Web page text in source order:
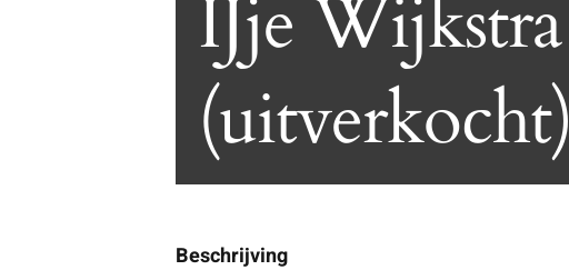
IJje Wijkstra
(uitverkocht)
Beschrijving